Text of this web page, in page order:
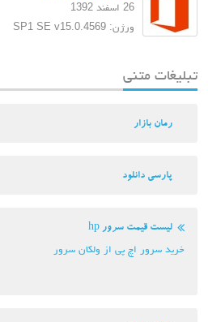
26 اسفند 1392
ورژن: SP1 SE v15.0.4569
تبلیغات متنی
رمان بازار
پارسی دانلود
لیست قیمت سرور hp
خرید سرور اچ پی از ولکان سرور